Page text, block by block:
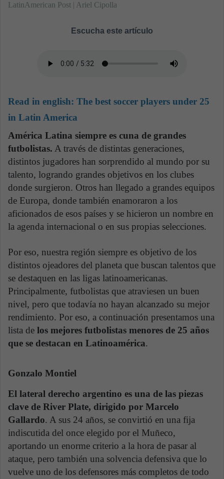
LatinAmerican Post | Ariel Cipolla
Escucha este artículo
Read in english: The best soccer players under 25
in Latin America
América Latina siempre es cuna de grandes
futbolistas. A través de distintas generaciones,
distintos jugadores han sorprendido al mundo por su
talento, logrando grandes objetivos en los clubes
donde surgieron. Otros han llegado a grandes equipos
de Europa, donde también enamoraron a los
aficionados de esos países y se hicieron un nombre en
la agenda internacional o en sus propias selecciones.
Por eso, nuestra región siempre es objetivo de los
distintos ojeadores del planeta que buscan talentos que
se destaquen en las ligas latinoamericanas.
Principalmente, futbolistas que atraviesen un buen
nivel, pero que todavía no hayan alcanzado su mejor
rendimiento. Por eso, a continuación presentamos una
lista de los mejores futbolistas menores de 25 años
que se destacan en Latinoamérica.
Gonzalo Montiel
El lateral derecho argentino es una de las piezas
clave de River Plate, dirigido por Marcelo
Gallardo. A sus 24 años, se convirtió en una fija
indiscutida del once elegido por el Muñeco,
aportando un enorme criterio a la hora de pasar al
ataque, pero también una solvencia defensiva que lo
vuelve uno de los defensores más completos de todo